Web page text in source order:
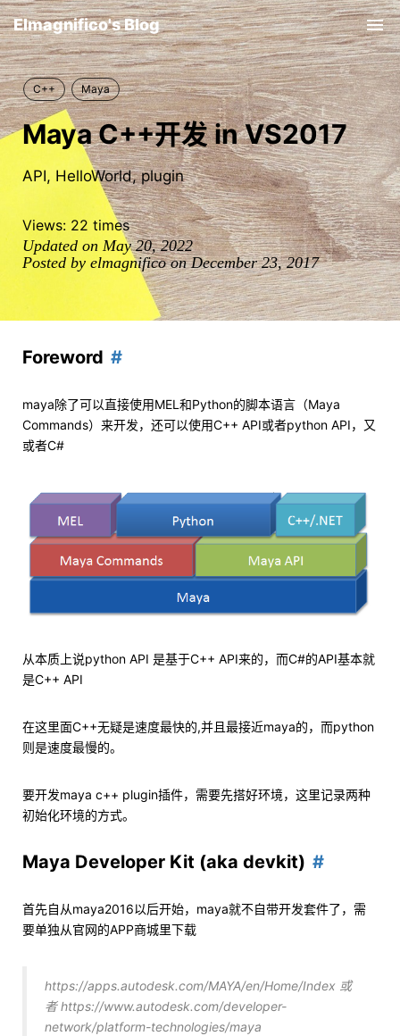
Elmagnifico's Blog
C++ Maya
Maya C++开发 in VS2017
API, HelloWorld, plugin
Views: 22 times
Updated on May 20, 2022
Posted by elmagnifico on December 23, 2017
Foreword
maya除了可以直接使用MEL和Python的脚本语言（Maya
Commands）来开发，还可以使用C++ API或者python API，又
或者C#
从本质上说python API 是基于C++ API来的，而C#的API基本就
是C++ API
在这里面C++无疑是速度最快的,并且最接近maya的，而python
则是速度最慢的。
要开发maya c++ plugin插件，需要先搭好环境，这里记录两种
初始化环境的方式。
Maya Developer Kit (aka devkit)
首先自从maya2016以后开始，maya就不自带开发套件了，需
要单独从官网的APP商城里下载
https://apps.autodesk.com/MAYA/en/Home/Index 或
者 https://www.autodesk.com/developer-
network/platform-technologies/maya